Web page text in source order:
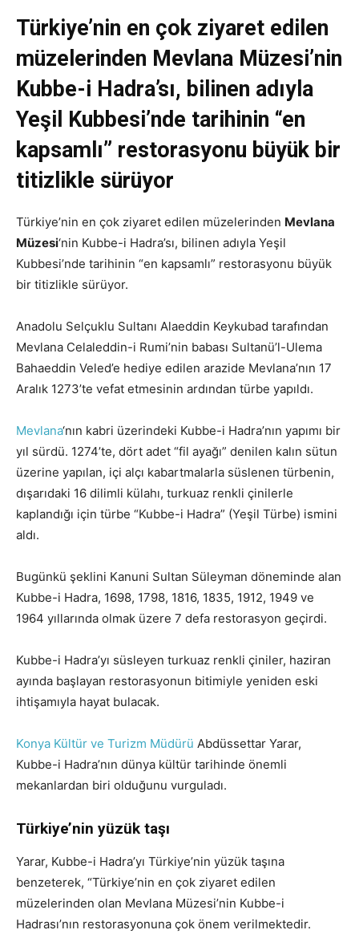
Türkiye’nin en çok ziyaret edilen
müzelerinden Mevlana Müzesi’nin
Kubbe-i Hadra’sı, bilinen adıyla
Yeşil Kubbesi’nde tarihinin “en
kapsamlı” restorasyonu büyük bir
titizlikle sürüyor
Türkiye’nin en çok ziyaret edilen müzelerinden Mevlana
Müzesi‘nin Kubbe-i Hadra’sı, bilinen adıyla Yeşil
Kubbesi’nde tarihinin “en kapsamlı” restorasyonu büyük
bir titizlikle sürüyor.
Anadolu Selçuklu Sultanı Alaeddin Keykubad tarafından
Mevlana Celaleddin-i Rumi’nin babası Sultanü’l-Ulema
Bahaeddin Veled’e hediye edilen arazide Mevlana’nın 17
Aralık 1273’te vefat etmesinin ardından türbe yapıldı.
Mevlana‘nın kabri üzerindeki Kubbe-i Hadra’nın yapımı bir
yıl sürdü. 1274’te, dört adet “fil ayağı” denilen kalın sütun
üzerine yapılan, içi alçı kabartmalarla süslenen türbenin,
dışarıdaki 16 dilimli külahı, turkuaz renkli çinilerle
kaplandığı için türbe “Kubbe-i Hadra” (Yeşil Türbe) ismini
aldı.
Bugünkü şeklini Kanuni Sultan Süleyman döneminde alan
Kubbe-i Hadra, 1698, 1798, 1816, 1835, 1912, 1949 ve
1964 yıllarında olmak üzere 7 defa restorasyon geçirdi.
Kubbe-i Hadra’yı süsleyen turkuaz renkli çiniler, haziran
ayında başlayan restorasyonun bitimiyle yeniden eski
ihtişamıyla hayat bulacak.
Konya Kültür ve Turizm Müdürü Abdüssettar Yarar,
Kubbe-i Hadra’nın dünya kültür tarihinde önemli
mekanlardan biri olduğunu vurguladı.
Türkiye’nin yüzük taşı
Yarar, Kubbe-i Hadra’yı Türkiye’nin yüzük taşına
benzeterek, “Türkiye’nin en çok ziyaret edilen
müzelerinden olan Mevlana Müzesi’nin Kubbe-i
Hadrası’nın restorasyonuna çok önem verilmektedir.